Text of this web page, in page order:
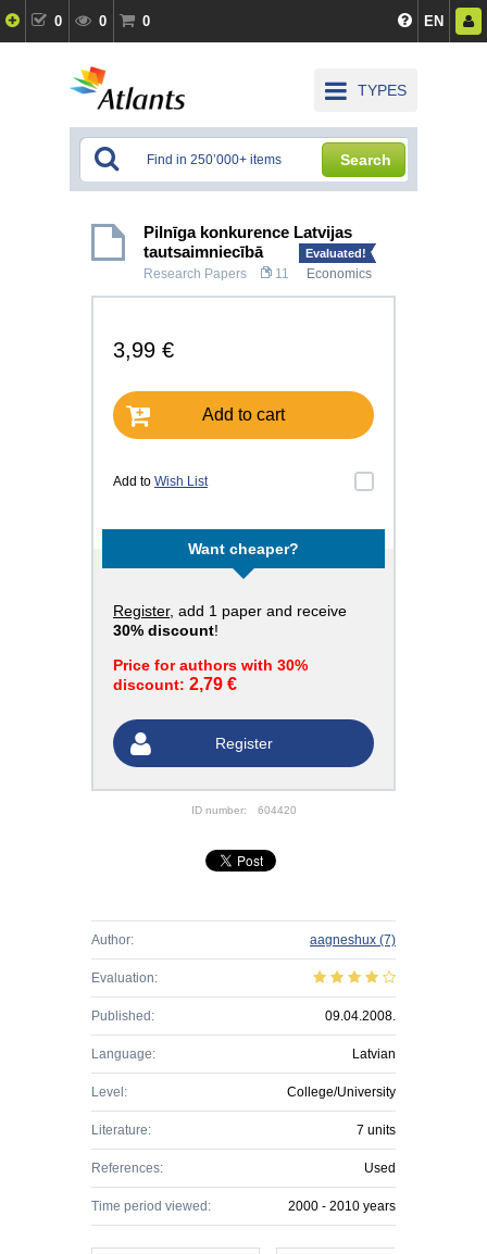
0 0 0 EN
TYPES
Search
Pilnīga konkurence Latvijas
tautsaimniecībā
Evaluated!
Research Papers 11 Economics
3,99 €
Add to cart
Add to Wish List
Want cheaper?
Register, add 1 paper and receive
30% discount!
Price for authors with 30%
discount: 2,79 €
Register
ID number: 604420
Author: aagneshux (7)
Evaluation:
Published: 09.04.2008.
Language: Latvian
Level: College/University
Literature: 7 units
References: Used
Time period viewed: 2000 - 2010 years